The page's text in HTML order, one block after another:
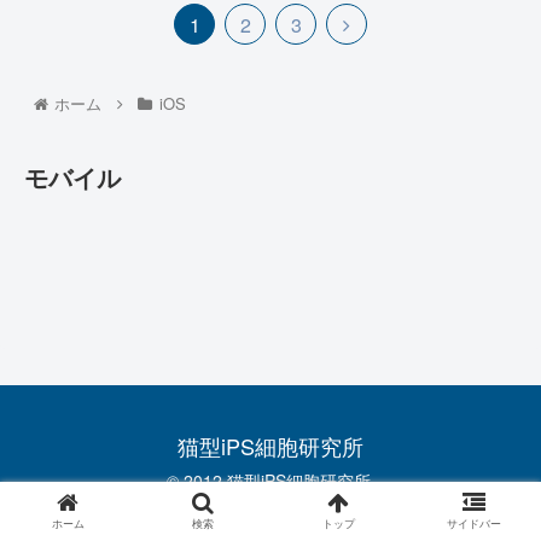
1 2 3
ホーム iOS
モバイル
猫型iPS細胞研究所
© 2012 猫型iPS細胞研究所.
ホーム 検索 トップ サイドバー